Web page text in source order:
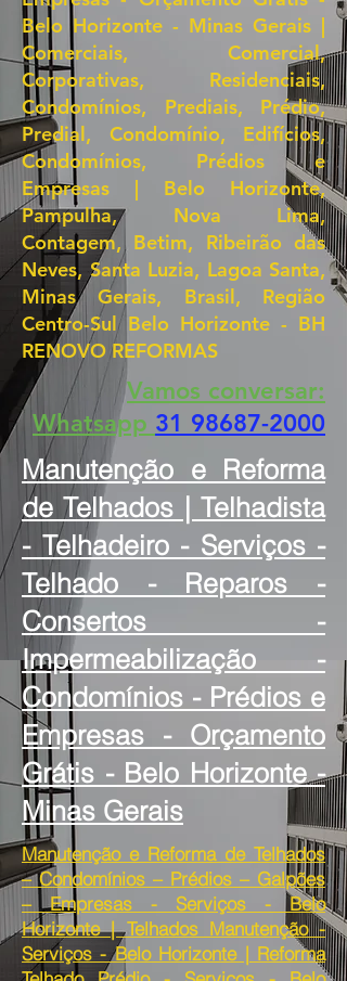
Belo Horizonte - Minas Gerais |
Comerciais, Comercial,
Corporativas, Residenciais,
Condomínios, Prediais, Prédio,
Predial, Condomínio, Edifícios,
Condomínios, Prédios e
Empresas | Belo Horizonte,
Pampulha, Nova Lima,
Contagem, Betim, Ribeirão das
Neves, Santa Luzia, Lagoa Santa,
Minas Gerais, Brasil, Região
Centro-Sul Belo Horizonte - BH
RENOVO REFORMAS
Vamos conversar:
Whatsapp 31 98687-2000
Manutenção e Reforma
de Telhados | Telhadista
- Telhadeiro - Serviços -
Telhado - Reparos -
Consertos -
Impermeabilização -
Condomínios - Prédios e
Empresas - Orçamento
Grátis - Belo Horizonte -
Minas Gerais
Manutenção e Reforma de Telhados
– Condomínios – Prédios – Galpões
– Empresas - Serviços - Belo
Horizonte | Telhados Manutenção -
Serviços - Belo Horizonte | Reforma